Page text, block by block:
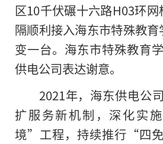
区10千伏碾十六路H03环
隔顺利接入海东市特殊教
变一台。海东市特殊教育
供电公司表达谢意。
2021年，海东供电公
扩服务新机制，深化实
境”工程，持续推行“四